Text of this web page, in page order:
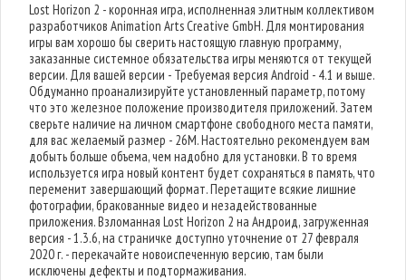
Lost Horizon 2 - коронная игра, исполненная элитным коллективом
разработчиков Animation Arts Creative GmbH. Для монтирования
игры вам хорошо бы сверить настоящую главную программу,
заказанные системное обязательства игры меняются от текущей
версии. Для вашей версии - Требуемая версия Android - 4.1 и выше.
Обдуманно проанализируйте установленный параметр, потому
что это железное положение производителя приложений. Затем
сверьте наличие на личном смартфоне свободного места памяти,
для вас желаемый размер - 26M. Настоятельно рекомендуем вам
добыть больше объема, чем надобно для установки. В то время
используется игра новый контент будет сохраняться в память, что
переменит завершающий формат. Перетащите всякие лишние
фотографии, бракованные видео и незадействованные
приложения. Взломанная Lost Horizon 2 на Андроид, загруженная
версия - 1.3.6, на страничке доступно уточнение от 27 февраля
2020 г. - перекачайте новоиспеченную версию, там были
исключены дефекты и подтормаживания.